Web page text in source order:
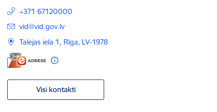
+371 67120000
E-pasts:
vid@vid.gov.lv
Talejas iela 1, Rīga, LV-1978
Visi kontakti